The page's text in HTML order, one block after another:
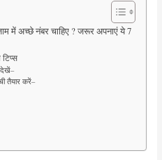
में अच्छे नंबर चाहिए ? जरूर अपनाएं ये 7
देखें–
तैयार करें–